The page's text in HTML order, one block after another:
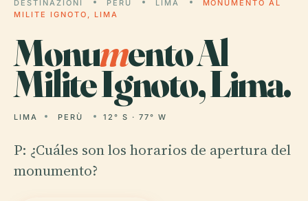
DESTINAZIONI PERÙ LIMA
MONUMENTO AL
MILITE IGNOTO, LIMA
Monumento Al
Milite Ignoto, Lima.
LIMA PERÙ 12° S · 77° W
P: ¿Cuáles son los horarios de apertura del
monumento?